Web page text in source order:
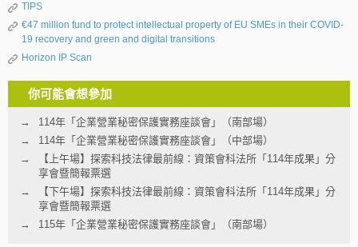
TIPS
€47 million fund to protect intellectual property of EU SMEs in their COVID-
19 recovery and green and digital transitions
Horizon IP Scan
你可能會想參加
114年「企業營業秘密保護實務座談會」（南部場）
114年「企業營業秘密保護實務座談會」（中部場）
【上午場】探索科技法律最前線：資策會科法所「114年成果」分
享會暨簡報票選
【下午場】探索科技法律最前線：資策會科法所「114年成果」分
享會暨簡報票選
115年「企業營業秘密保護實務座談會」（南部場）